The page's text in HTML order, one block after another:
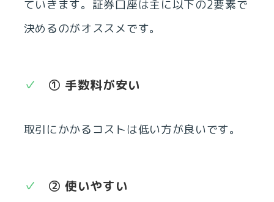
ていきます。証券口座は主に以下の2要素で
決めるのがオススメです。
① 手数料が安い
取引にかかるコストは低い方が良いです。
② 使いやすい